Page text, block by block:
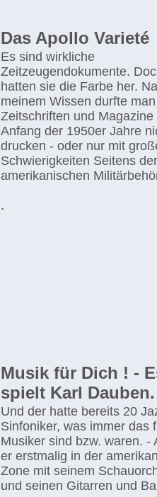
Das Apollo Varieté
Es sind wirkliche
Zeitzeugendokumente.
hatten sie die Farbe her.
meinem Wissen durfte man
Zeitschriften und Magazine
Anfang der 1950er Jahre
drucken - oder nur mit
Schwierigkeiten Seitens der
amerikanischen
.
Musik für Dich ! -
spielt Karl Dauben.
Und der hatte bereits 20
Sinfoniker, was immer das
Musiker sind bzw. waren. -
er erstmalig in der
Zone mit seinem
und seinen Gitarren und